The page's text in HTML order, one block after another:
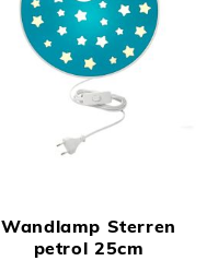
Wandlamp Sterren
petrol 25cm